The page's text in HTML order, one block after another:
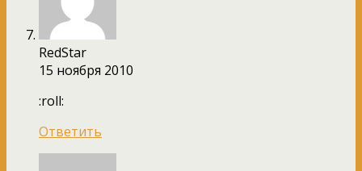
RedStar
15 ноября 2010
:roll:
Ответить